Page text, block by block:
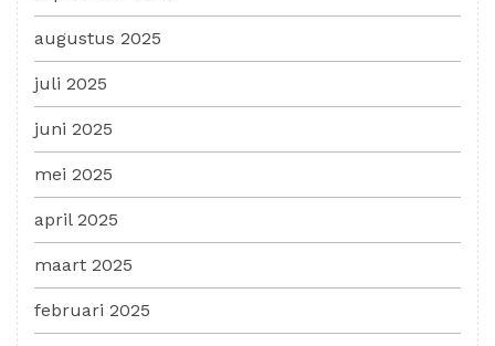
augustus 2025
juli 2025
juni 2025
mei 2025
april 2025
maart 2025
februari 2025